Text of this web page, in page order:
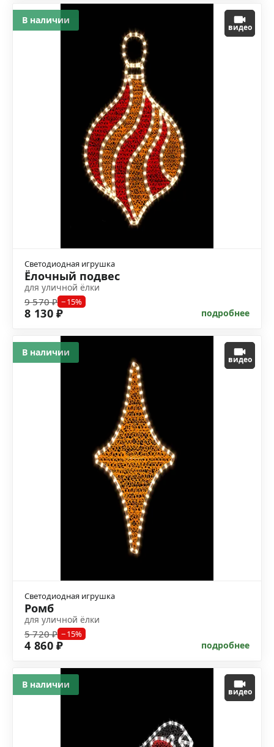
видео
Светодиодная игрушка
Ёлочный подвес
для уличной ёлки
9 570 ₽ −15%
8 130 ₽ подробнее
В наличии
видео
Светодиодная игрушка
Ромб
для уличной ёлки
5 720 ₽ −15%
4 860 ₽ подробнее
В наличии
видео
В наличии